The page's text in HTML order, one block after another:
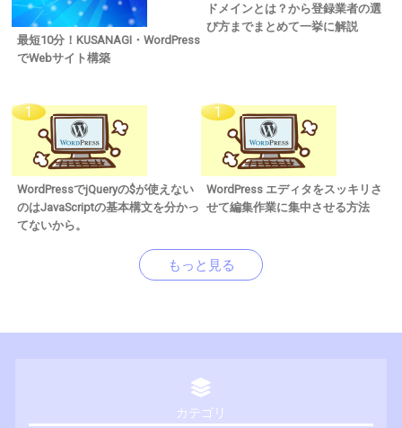
最短10分！KUSANAGI・WordPress
でWebサイト構築
ドメインとは？から登録業者の選
び方までまとめて一挙に解説
WordPressでjQueryの$が使えない
のはJavaScriptの基本構文を分かっ
てないから。
WordPress エディタをスッキリさ
せて編集作業に集中させる方法
もっと見る
カテゴリ